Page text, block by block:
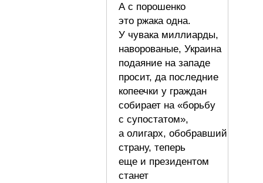
А с порошенко
это ржака одна.
У чувака миллиарды,
наворованые, Украина
подаяние на западе
просит, да последние
копеечки у граждан
собирает на «борьбу
с супостатом»,
а олигарх, обобравший
страну, теперь
еще и президентом
станет